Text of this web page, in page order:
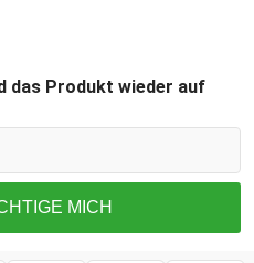
das Produkt wieder auf
MICH